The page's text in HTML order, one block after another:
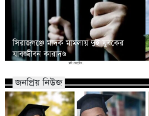
সিরাজগঞ্জে মাদক মামলায় দুই যুবকের
যাবজ্জীবন কারাদণ্ড
জনপ্রিয় নিউজ